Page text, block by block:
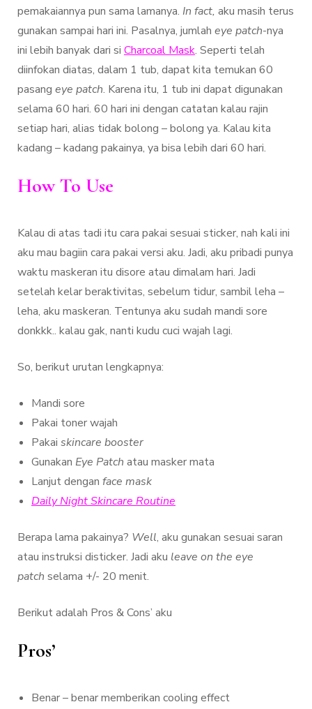
pemakaiannya pun sama lamanya. In fact, aku masih terus
gunakan sampai hari ini. Pasalnya, jumlah eye patch-nya
ini lebih banyak dari si Charcoal Mask. Seperti telah
diinfokan diatas, dalam 1 tub, dapat kita temukan 60
pasang eye patch. Karena itu, 1 tub ini dapat digunakan
selama 60 hari. 60 hari ini dengan catatan kalau rajin
setiap hari, alias tidak bolong – bolong ya. Kalau kita
kadang – kadang pakainya, ya bisa lebih dari 60 hari.
How To Use
Kalau di atas tadi itu cara pakai sesuai sticker, nah kali ini
aku mau bagiin cara pakai versi aku. Jadi, aku pribadi punya
waktu maskeran itu disore atau dimalam hari. Jadi
setelah kelar beraktivitas, sebelum tidur, sambil leha –
leha, aku maskeran. Tentunya aku sudah mandi sore
donkkk.. kalau gak, nanti kudu cuci wajah lagi.
So, berikut urutan lengkapnya:
Mandi sore
Pakai toner wajah
Pakai skincare booster
Gunakan Eye Patch atau masker mata
Lanjut dengan face mask
Daily Night Skincare Routine
Berapa lama pakainya? Well, aku gunakan sesuai saran
atau instruksi disticker. Jadi aku leave on the eye
patch selama +/- 20 menit.
Berikut adalah Pros & Cons’ aku
Pros’
Benar – benar memberikan cooling effect